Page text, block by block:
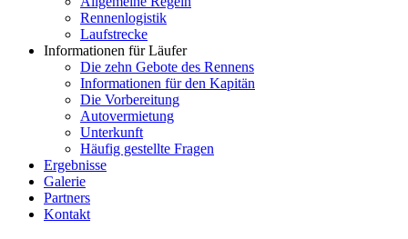
Rennenlogistik
Laufstrecke
Informationen für Läufer
Die zehn Gebote des Rennens
Informationen für den Kapitän
Die Vorbereitung
Autovermietung
Unterkunft
Häufig gestellte Fragen
Ergebnisse
Galerie
Partners
Kontakt